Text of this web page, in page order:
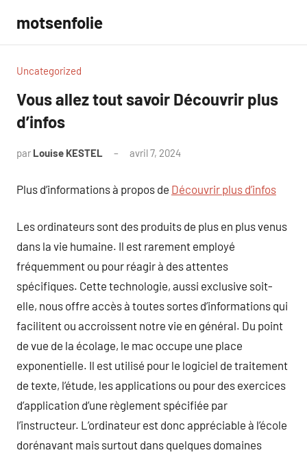
contenu
motsenfolie
Uncategorized
Vous allez tout savoir Découvrir plus
d’infos
par Louise KESTEL avril 7, 2024
Plus d’informations à propos de Découvrir plus d’infos
Les ordinateurs sont des produits de plus en plus venus
dans la vie humaine. Il est rarement employé
fréquemment ou pour réagir à des attentes
spécifiques. Cette technologie, aussi exclusive soit-
elle, nous offre accès à toutes sortes d’informations qui
facilitent ou accroissent notre vie en général. Du point
de vue de la écolage, le mac occupe une place
exponentielle. Il est utilisé pour le logiciel de traitement
de texte, l’étude, les applications ou pour des exercices
d’application d’une règlement spécifiée par
l’instructeur. L’ordinateur est donc appréciable à l’école
dorénavant mais surtout dans quelques domaines